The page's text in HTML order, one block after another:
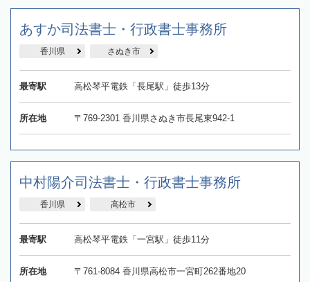
あすか司法書士・行政書士事務所
香川県 さぬき市
最寄駅 高松琴平電鉄「長尾駅」徒歩13分
所在地 〒769-2301 香川県さぬき市長尾東942-1
中村陽介司法書士・行政書士事務所
香川県 高松市
最寄駅 高松琴平電鉄「一宮駅」徒歩11分
所在地 〒761-8084 香川県高松市一宮町262番地20